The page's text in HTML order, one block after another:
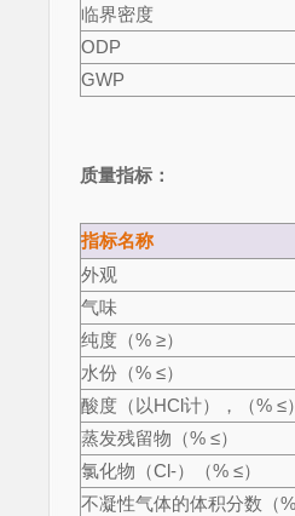
临界密度
ODP
GWP
质量指标：
指标名称
外观
气味
纯度（% ≥）
水份（% ≤）
酸度（以HCl计），（% ≤
蒸发残留物（% ≤）
氯化物（Cl-）（% ≤）
不凝性气体的体积分数（